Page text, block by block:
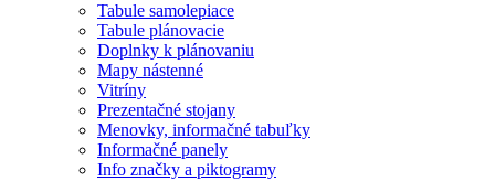
Tabule samolepiace
Tabule plánovacie
Doplnky k plánovaniu
Mapy nástenné
Vitríny
Prezentačné stojany
Menovky, informačné tabuľky
Informačné panely
Info značky a piktogramy